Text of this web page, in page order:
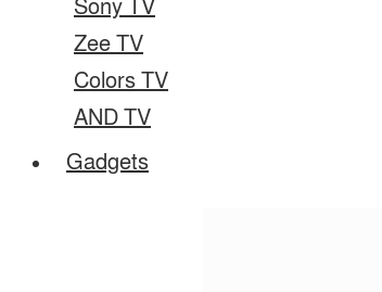
Sony TV
Zee TV
Colors TV
AND TV
Gadgets